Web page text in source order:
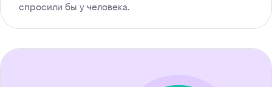
спросили бы у человека.